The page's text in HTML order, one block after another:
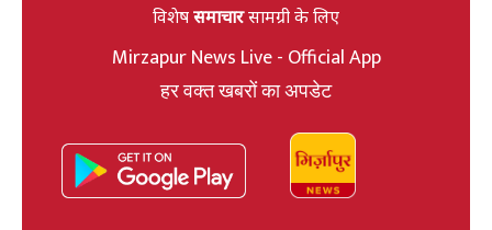
विशेषसमाचारसामग्री के लिए
Mirzapur News Live - Official App
हर वक्त खबरों का अपडेट